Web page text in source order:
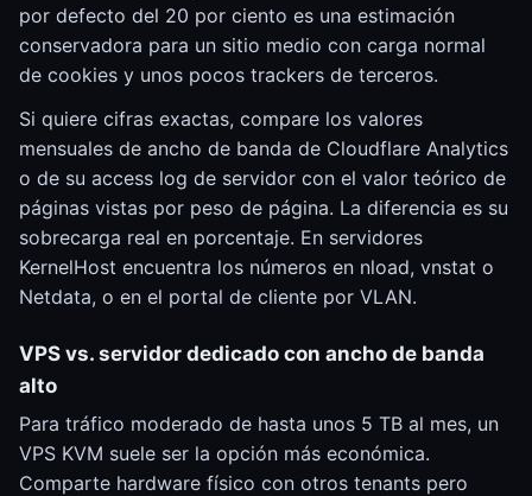
por defecto del 20 por ciento es una estimación
conservadora para un sitio medio con carga normal
de cookies y unos pocos trackers de terceros.
Si quiere cifras exactas, compare los valores
mensuales de ancho de banda de Cloudflare Analytics
o de su access log de servidor con el valor teórico de
páginas vistas por peso de página. La diferencia es su
sobrecarga real en porcentaje. En servidores
KernelHost encuentra los números en nload, vnstat o
Netdata, o en el portal de cliente por VLAN.
VPS vs. servidor dedicado con ancho de banda
alto
Para tráfico moderado de hasta unos 5 TB al mes, un
VPS KVM suele ser la opción más económica.
Comparte hardware físico con otros tenants pero